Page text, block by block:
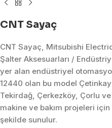
CNT Sayaç
CNT Sayaç, Mitsubishi
Şalter Aksesuarları /
yer alan endüstriyel
12440 olan bu model
Tekirdağ, Çerkezköy, Çorlu
makine ve bakım projeleri
şekilde sunulur.